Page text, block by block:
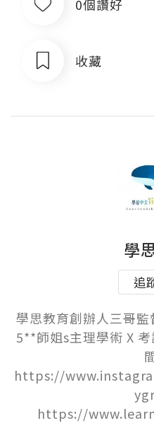
0個讚好
收藏
學
追
學思教育創辦人三哥
5**師姐s主理學術 X
https://
https://